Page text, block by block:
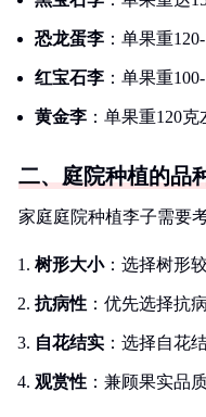
恐龙蛋李 ：单果重
红宝石李 ：单果重
黄金李 ：单果重120
二、庭院种植的品
家庭庭院种植李子需要
树形大小：选择树形
抗病性 ：优先选择抗
自花结实 ：选择自花
观赏性 ：兼顾果实品